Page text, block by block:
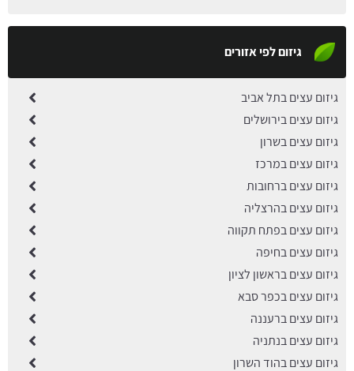
גיזום לפי אזורים
גיזום עצים בתל אביב
גיזום עצים בירושלים
גיזום עצים בשרון
גיזום עצים במרכז
גיזום עצים ברחובות
גיזום עצים בהרצליה
גיזום עצים בפתח תקווה
גיזום עצים בחיפה
גיזום עצים בראשון לציון
גיזום עצים בכפר סבא
גיזום עצים ברעננה
גיזום עצים בנתניה
גיזום עצים בהוד השרון